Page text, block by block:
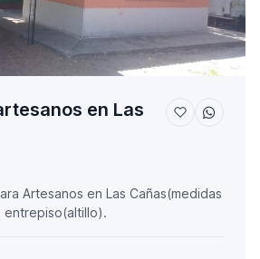
en Las
Artesanos en Las Cañas(medidas
entrepiso(altillo).